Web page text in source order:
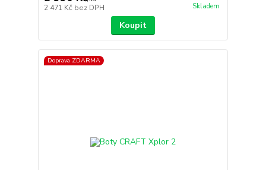
2 471 Kč bez DPH Skladem
Koupit
Doprava ZDARMA